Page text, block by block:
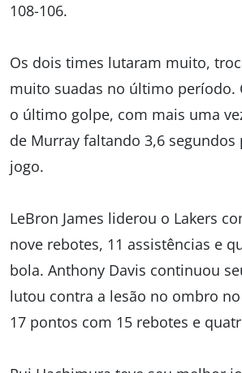
108-106.
Os dois times lutaram muito,
muito suadas no último período.
o último golpe, com mais uma
de Murray faltando 3,6
jogo.
LeBron James liderou o Lakers
nove rebotes, 11 assistências e
bola. Anthony Davis continuou
lutou contra a lesão no ombro
17 pontos com 15 rebotes e